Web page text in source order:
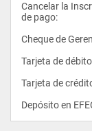
- Finanzas
- Economía
Cancelar la
de pago:
Cheque de
Tarjeta de
Tarjeta de
Depósito en